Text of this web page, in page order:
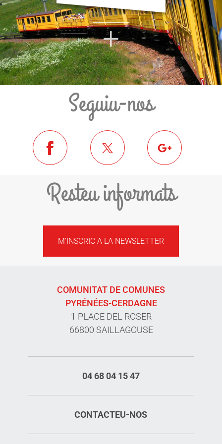
+
Seguiu-nos
Resteu informats
M'INSCRIC A LA NEWSLETTER
COMUNITAT DE COMUNES
PYRÉNÉES-CERDAGNE
1 PLACE DEL ROSER
66800 SAILLAGOUSE
04 68 04 15 47
CONTACTEU-NOS